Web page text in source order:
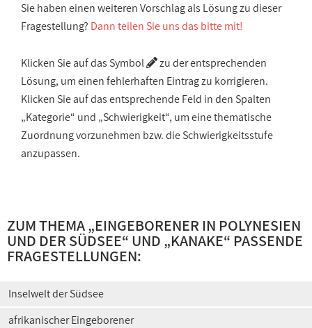
Sie haben einen weiteren Vorschlag als Lösung zu dieser
Fragestellung? Dann teilen Sie uns das bitte mit!
Klicken Sie auf das Symbol
zu der entsprechenden
Lösung, um einen fehlerhaften Eintrag zu korrigieren.
Klicken Sie auf das entsprechende Feld in den Spalten
„Kategorie“ und „Schwierigkeit“, um eine thematische
Zuordnung vorzunehmen bzw. die Schwierigkeitsstufe
anzupassen.
ZUM THEMA „EINGEBORENER IN POLYNESIEN
UND DER SÜDSEE“ UND „KANAKE“ PASSENDE
FRAGESTELLUNGEN:
Inselwelt der Südsee
afrikanischer Eingeborener